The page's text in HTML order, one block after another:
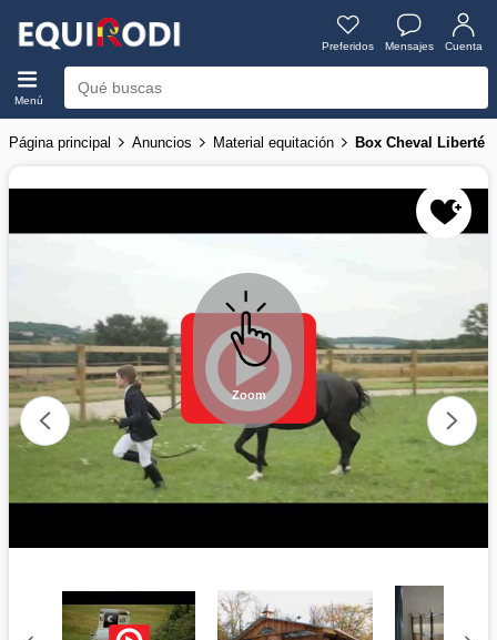
Preferidos Mensajes Cuenta
Menú
Página principal Anuncios Material equitación Box Cheval Liberté
Zoom